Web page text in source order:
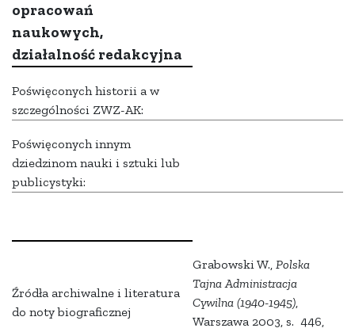
opracowań
naukowych,
działalność redakcyjna
Poświęconych historii a w
szczególności ZWZ-AK:
Poświęconych innym
dziedzinom nauki i sztuki lub
publicystyki:
Źródła archiwalne i literatura
do noty biograficznej
Grabowski W., Polska
Tajna Administracja
Cywilna (1940-1945),
Warszawa 2003, s. 446,